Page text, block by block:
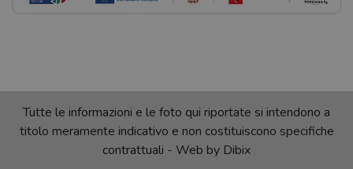
Tutte le informazioni e le foto qui riportate si intendono a
titolo meramente indicativo e non costituiscono specifiche
contrattuali - Web by Dibix